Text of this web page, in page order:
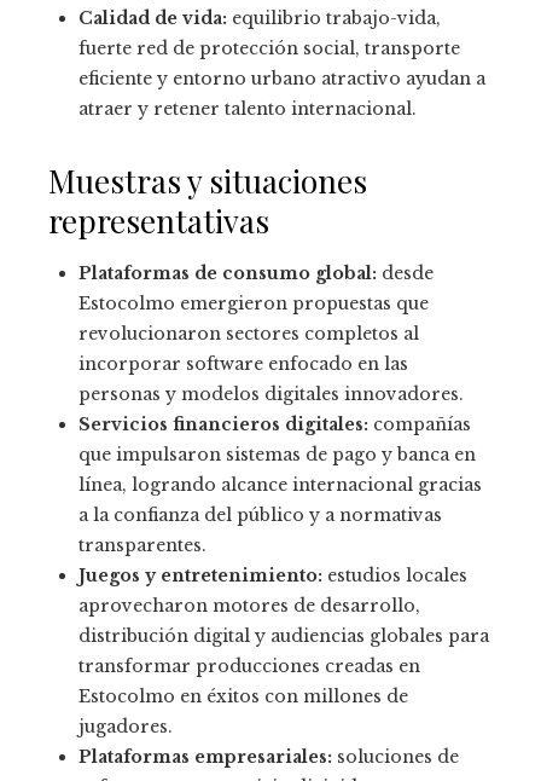
Calidad de vida: equilibrio trabajo-vida,
fuerte red de protección social, transporte
eficiente y entorno urbano atractivo ayudan a
atraer y retener talento internacional.
Muestras y situaciones
representativas
Plataformas de consumo global: desde
Estocolmo emergieron propuestas que
revolucionaron sectores completos al
incorporar software enfocado en las
personas y modelos digitales innovadores.
Servicios financieros digitales: compañías
que impulsaron sistemas de pago y banca en
línea, logrando alcance internacional gracias
a la confianza del público y a normativas
transparentes.
Juegos y entretenimiento: estudios locales
aprovecharon motores de desarrollo,
distribución digital y audiencias globales para
transformar producciones creadas en
Estocolmo en éxitos con millones de
jugadores.
Plataformas empresariales: soluciones de